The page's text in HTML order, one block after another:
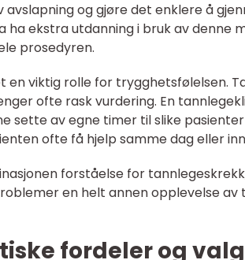
avslapning og gjøre det enklere å
ha ekstra utdanning i bruk av denne
prosedyren.
en viktig rolle for trygghetsfølelsen.
ofte rask vurdering. En
sette av egne timer til slike
ofte få hjelp samme dag eller
forståelse for
en helt annen opplevelse av
fordeler og